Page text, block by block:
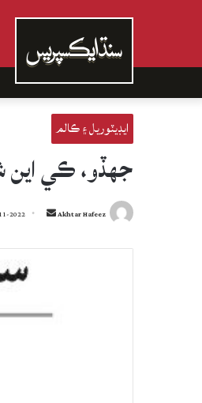
ايڊيٽوريل ۽ ڪالم
جهڏو، ڪي اين
Akhtar Hafeez
Send
email
2022